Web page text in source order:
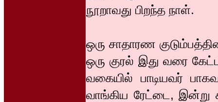
நூறாவது பிறந்த நாள்.
ஒரு சாதாரண
ஒரு குரல் இது வரை
வகையில் பாடியவர்
வாங்கிய ரேட்டை, இன்று